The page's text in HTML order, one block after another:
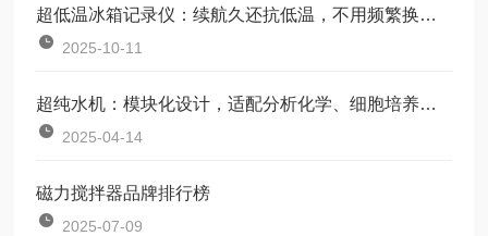
超低温冰箱记录仪：续航久还抗低温，不用频繁换电池，省心又靠谱
2025-10-11
超纯水机：模块化设计，适配分析化学、细胞培养等全场景
2025-04-14
磁力搅拌器品牌排行榜
2025-07-09